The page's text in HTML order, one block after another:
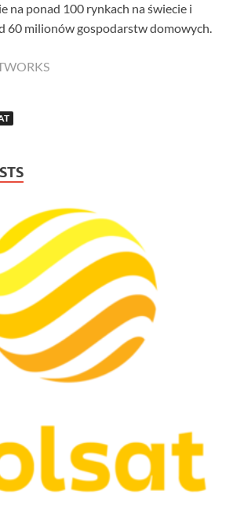
na ponad 100 rynkach na świecie i
60 milionów gospodarstw domowych.